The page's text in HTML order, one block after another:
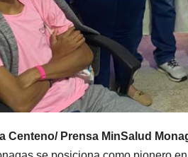
Centeno/ Prensa MinSalud